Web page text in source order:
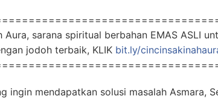
Aura, sarana spiritual berbahan EMAS ASLI
jodoh terbaik, KLIK bit.ly/
ingin mendapatkan solusi masalah Asmara,